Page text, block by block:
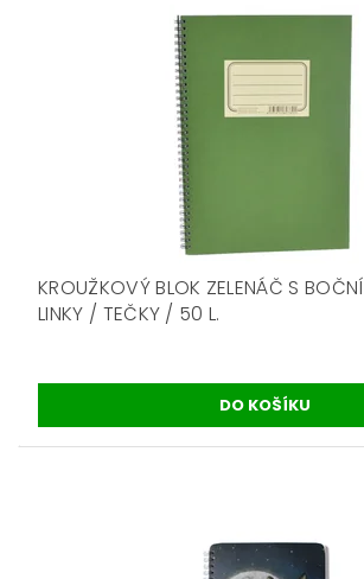
KROUŽKOVÝ BLOK ZELENÁČ S
LINKY / TEČKY / 50 L.